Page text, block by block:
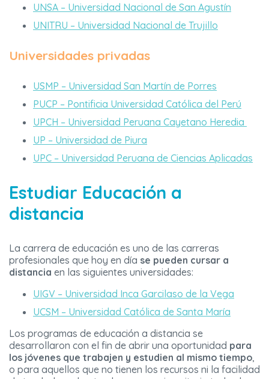
UNSA – Universidad Nacional de San Agustín
UNITRU – Universidad Nacional de Trujillo
Universidades privadas
USMP – Universidad San Martín de Porres
PUCP – Pontificia Universidad Católica del Perú
UPCH – Universidad Peruana Cayetano Heredia
UP – Universidad de Piura
UPC – Universidad Peruana de Ciencias Aplicadas
Estudiar Educación a
distancia
La carrera de educación es uno de las carreras
profesionales que hoy en día se pueden cursar a
distancia en las siguientes universidades:
UIGV – Universidad Inca Garcilaso de la Vega
UCSM – Universidad Católica de Santa María
Los programas de educación a distancia se
desarrollaron con el fin de abrir una oportunidad para
los jóvenes que trabajen y estudien al mismo tiempo,
o para aquellos que no tienen los recursos ni la facilidad